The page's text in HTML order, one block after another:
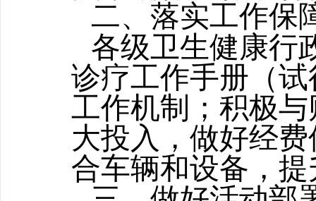
二、落实工作保
各级卫生健康行
诊疗工作手册（
工作机制； 积极
大投入，做好经
合车辆和设备，